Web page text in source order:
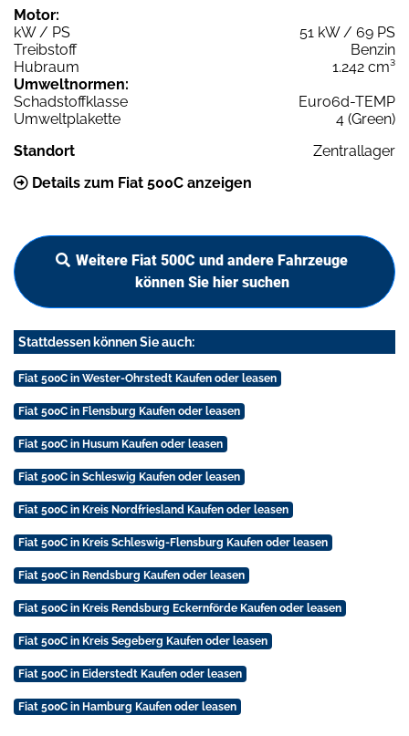
Motor:
kW / PS
51 kW / 69 PS
Treibstoff
Benzin
Hubraum
1.242 cm³
Umweltnormen:
Schadstoffklasse
Euro6d-TEMP
Umweltplakette
4 (Green)
Standort
Zentrallager
Details zum Fiat 500C anzeigen
Weitere Fiat 500C und andere Fahrzeuge
können Sie hier suchen
Stattdessen können Sie auch:
Fiat 500C in Wester-Ohrstedt Kaufen oder leasen
Fiat 500C in Flensburg Kaufen oder leasen
Fiat 500C in Husum Kaufen oder leasen
Fiat 500C in Schleswig Kaufen oder leasen
Fiat 500C in Kreis Nordfriesland Kaufen oder leasen
Fiat 500C in Kreis Schleswig-Flensburg Kaufen oder leasen
Fiat 500C in Rendsburg Kaufen oder leasen
Fiat 500C in Kreis Rendsburg Eckernförde Kaufen oder leasen
Fiat 500C in Kreis Segeberg Kaufen oder leasen
Fiat 500C in Eiderstedt Kaufen oder leasen
Fiat 500C in Hamburg Kaufen oder leasen